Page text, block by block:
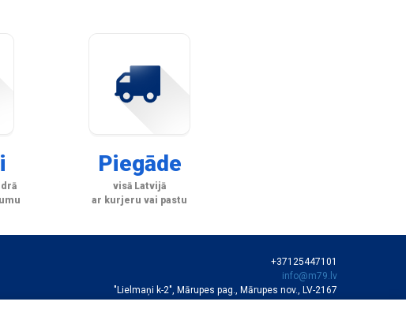
Piegāde
visā Latvijā
ar kurjeru vai pastu
+37125447101
info@m79.lv
"Lielmaņi k-2", Mārupes pag., Mārupes nov., LV-2167